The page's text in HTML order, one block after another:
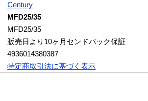
Century
MFD25/35
MFD25/35
販売日より10ヶ月センドバック保証
4936014380387
特定商取引法に基づく表示